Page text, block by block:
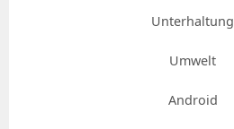
Unterhaltung
Umwelt
Android